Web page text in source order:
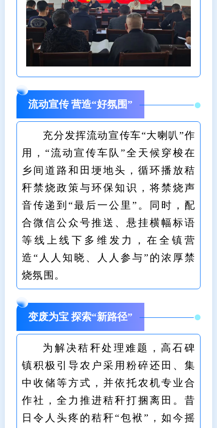
流动宣传 营造“好氛围”
充分发挥流动宣传车“大喇叭”作
用，“流动宣传车队”全天候穿梭在
乡间道路和田埂地头，循环播放秸
秆禁烧政策与环保知识，将禁烧声
音传递到“最后一公里”。同时，配
合微信公众号推送、悬挂横幅标语
等线上线下多维发力，在全镇营
造“人人知晓、人人参与”的浓厚禁
烧氛围。
变废为宝 探索“新路径”
为解决秸秆处理难题，高石碑
镇积极引导农户采用粉碎还田、集
中收储等方式，并依托农机专业合
作社，全力推进秸秆打捆离田。昔
日令人头疼的秸秆“包袱”，如今摇